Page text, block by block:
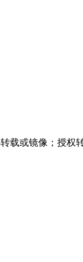
载或镜像；授权